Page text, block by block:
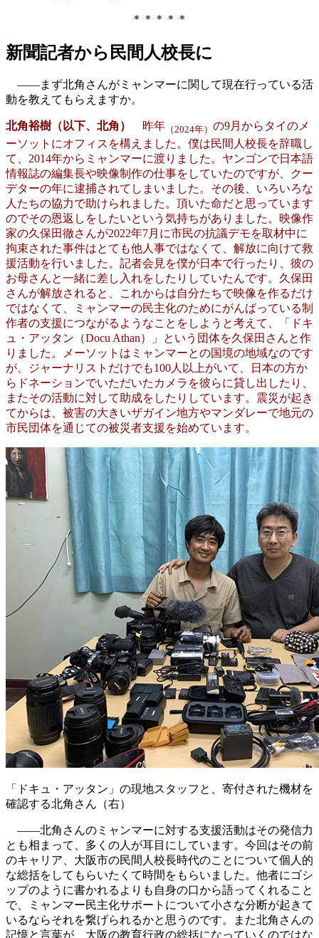
＊＊＊＊＊
新聞記者から民間人校長に
――まず北角さんがミャンマーに関して現在行っている活
動を教えてもらえますか。
北角裕樹（以下、北角） 昨年 （2024年） の9月からタイのメ
ーソットにオフィスを構えました。僕は民間人校長を辞職し
て、2014年からミャンマーに渡りました。ヤンゴンで日本語
情報誌の編集長や映像制作の仕事をしていたのですが、クー
デターの年に逮捕されてしまいました。その後、いろいろな
人たちの協力で助けられました。頂いた命だと思っています
のでその恩返しをしたいという気持ちがありました。映像作
家の久保田徹さんが2022年7月に市民の抗議デモを取材中に
拘束された事件はとても他人事ではなくて、解放に向けて救
援活動を行いました。記者会見を僕が日本で行ったり、彼の
お母さんと一緒に差し入れをしたりしていたんです。久保田
さんが解放されると、これからは自分たちで映像を作るだけ
ではなくて、ミャンマーの民主化のためにがんばっている制
作者の支援につながるようなことをしようと考えて、「ドキ
ュ・アッタン（Docu Athan）」という団体を久保田さんと作
りました。メーソットはミャンマーとの国境の地域なのです
が、ジャーナリストだけでも100人以上がいて、日本の方か
らドネーションでいただいたカメラを彼らに貸し出したり、
またその活動に対して助成をしたりしています。震災が起き
てからは、被害の大きいザガイン地方やマンダレーで地元の
市民団体を通じての被災者支援を始めています。
「ドキュ・アッタン」の現地スタッフと、寄付された機材を
確認する北角さん（右）
――北角さんのミャンマーに対する支援活動はその発信力
とも相まって、多くの人が耳目にしています。今回はその前
のキャリア、大阪市の民間人校長時代のことについて個人的
な総括をしてもらいたくて時間をもらいました。他者にゴシ
ップのように書かれるよりも自身の口から語ってくれること
で、ミャンマー民主化サポートについて小さな分断が起きて
いるならそれを繋げられるかと思うのです。また北角さんの
記憶と言葉が、大阪の教育行政の総括になっていくのではな